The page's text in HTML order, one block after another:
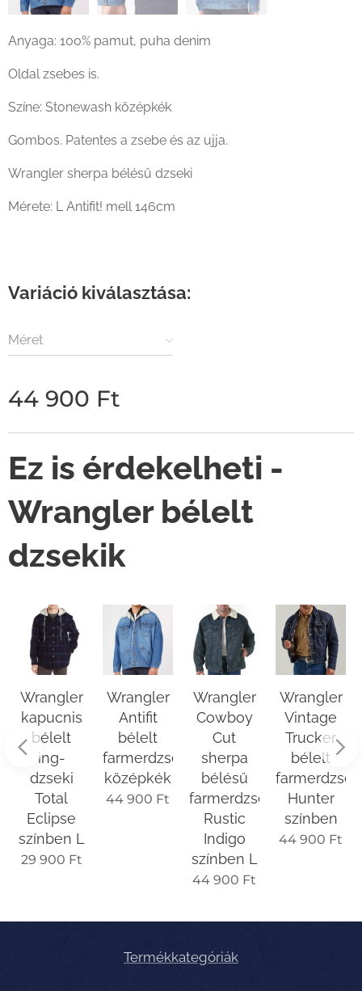
Anyaga: 100% pamut, puha denim
Oldal zsebes is.
Színe: Stonewash középkék
Gombos. Patentes a zsebe és az ujja.
Wrangler sherpa bélésű dzseki
Mérete: L Antifit! mell 146cm
Variáció kiválasztása:
Méret
44 900 Ft
Ez is érdekelheti -
Wrangler bélelt
dzsekik
Wrangler
kapucnis
bélelt
ing-
dzseki
Total
Eclipse
színben L
29 900 Ft
Wrangler
Antifit
bélelt
farmerdzseki
középkék
44 900 Ft
Wrangler
Cowboy
Cut
sherpa
bélésű
farmerdzseki
Rustic
Indigo
színben L
44 900 Ft
Wrangler
Vintage
Trucker
bélelt
Hunter
színben
44 900 Ft
Termékkategóriák